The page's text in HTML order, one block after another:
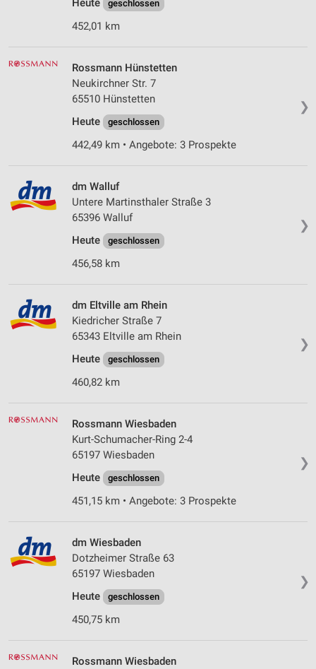
Heute geschlossen
452,01 km
❯
Rossmann Hünstetten
Neukirchner Str. 7
65510 Hünstetten
Heute
geschlossen
442,49 km • Angebote: 3 Prospekte
❯
dm Walluf
Untere Martinsthaler Straße 3
65396 Walluf
Heute
geschlossen
456,58 km
❯
dm Eltville am Rhein
Kiedricher Straße 7
65343 Eltville am Rhein
Heute
geschlossen
460,82 km
❯
Rossmann Wiesbaden
Kurt-Schumacher-Ring 2-4
65197 Wiesbaden
Heute
geschlossen
451,15 km • Angebote: 3 Prospekte
❯
dm Wiesbaden
Dotzheimer Straße 63
65197 Wiesbaden
Heute
geschlossen
450,75 km
Rossmann Wiesbaden